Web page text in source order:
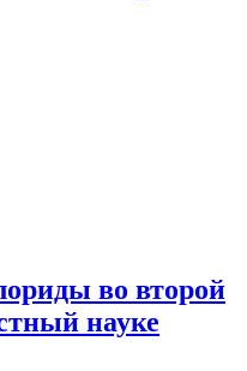
во второй
науке